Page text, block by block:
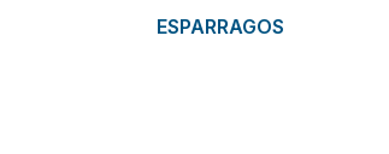
ESPARRAGOS